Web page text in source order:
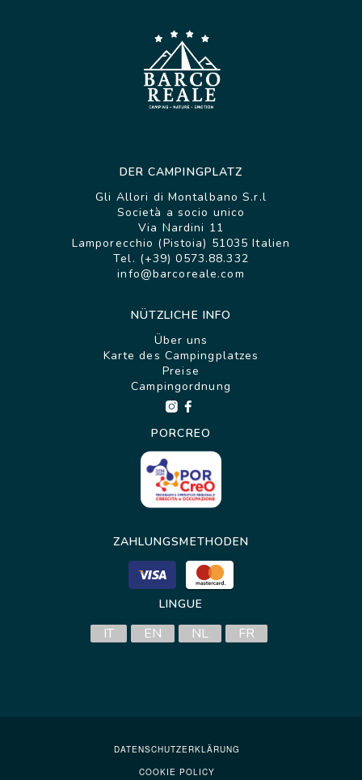
DER CAMPINGPLATZ
Gli Allori di Montalbano S.r.l
Società a socio unico
Via Nardini 11
Lamporecchio (Pistoia) 51035 Italien
Tel. (+39) 0573.88.332
info@barcoreale.com
NÜTZLICHE INFO
Über uns
Karte des Campingplatzes
Preise
Campingordnung
PORCREO
ZAHLUNGSMETHODEN
LINGUE
IT EN NL FR
DATENSCHUTZERKLÄRUNG
COOKIE POLICY